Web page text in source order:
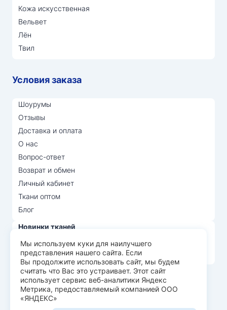
Кожа искусственная
Вельвет
Лён
Твил
Условия заказа
Шоурумы
Отзывы
Доставка и оплата
О нас
Вопрос-ответ
Возврат и обмен
Личный кабинет
Ткани оптом
Блог
Новинки тканей
Распродажа тканей
Лидеры продаж
© Арт Текс — продажа тканей оптом, 2026
Пользовательское соглашение
Мы используем куки для наилучшего
представления нашего сайта. Если
Вы продолжите использовать сайт, мы будем
считать что Вас это устраивает. Этот сайт
использует сервис веб-аналитики Яндекс
Метрика, предоставляемый компанией ООО
«ЯНДЕКС»